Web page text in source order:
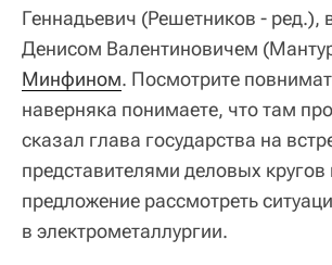
Геннадьевич (Решетников - ред.),
Денисом Валентиновичем
Минфином. Посмотрите
наверняка понимаете, что там
сказал глава государства на
представителями деловых кругов
предложение рассмотреть
в электрометаллургии.